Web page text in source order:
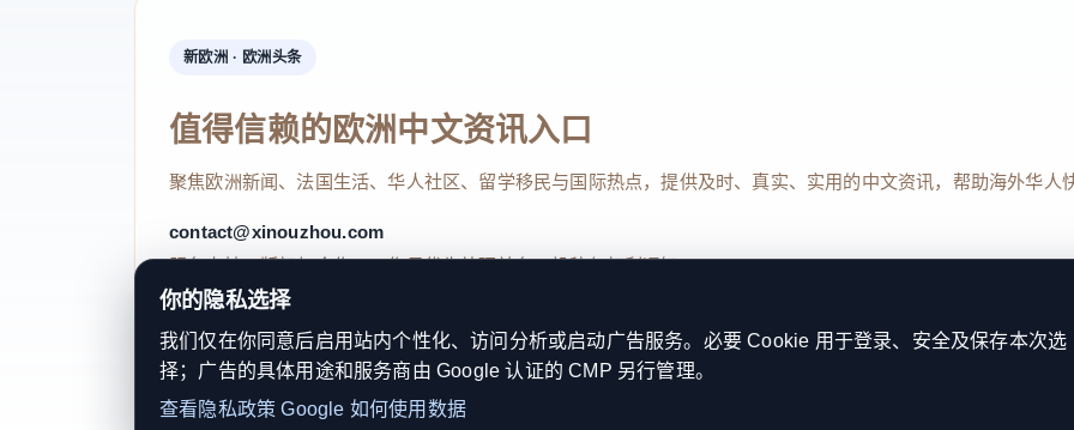
瑞安·阿博特在延安革命纪念馆了解白求恩的事迹。
人民日报记者 魏 贺摄
新欧洲 · 欧洲头条
值得信赖的欧洲中文资讯入口
聚焦欧洲新闻、法国生活、华人社区、留学移民与国际热点，提供及时、真实、实用的中文资讯，帮助海外华人
contact@xinouzhou.com
服务支持、版权与合作：工作日优先处理站务、投稿与权利通知
© 2026 新欧洲·欧洲头条. All Rights Reserved. 本网站持续优化内容透明度、联系方式与用户权利说明，以提升品牌
关于我们法律声明 编辑规范日期归档隐私政策
你的隐私选择
我们仅在你同意后启用站内个性化、访问分析或启动广告服务。必要 Cookie 用于登录、安全及保存本次选
择；广告的具体用途和服务商由 Google 认证的 CMP 另行管理。
查看隐私政策 Google 如何使用数据